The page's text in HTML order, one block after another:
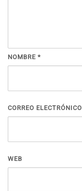
NOMBRE *
CORREO ELECTRÓNICO
WEB